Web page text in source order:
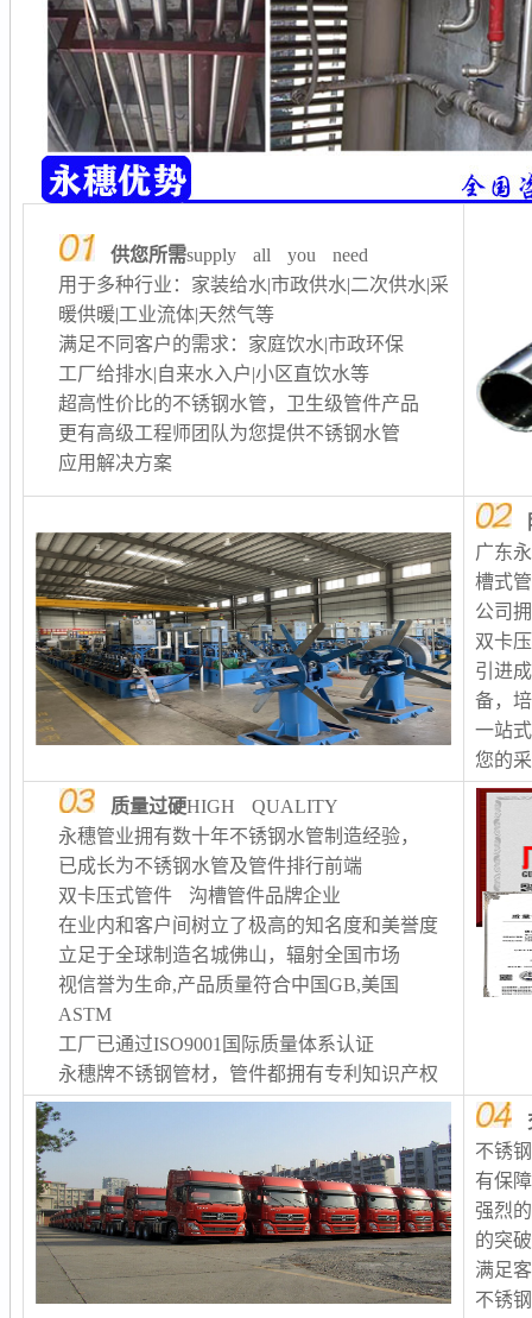
供您所需supply all you need
用于多种行业：家装给水|市政供水|二次供水|采
暖供暖|工业流体|天然气等
满足不同客户的需求：家庭饮水|市政环保
工厂给排水|自来水入户|小区直饮水等
超高性价比的不锈钢水管，卫生级管件产品
更有高级工程师团队为您提供不锈钢水管
应用解决方案
广东
槽式
公司
双卡
引进
备，
一站
您的
质量过硬HIGH QUALITY
永穗管业拥有数十年不锈钢水管制造经验，
已成长为不锈钢水管及管件排行前端
双卡压式管件 沟槽管件品牌企业
在业内和客户间树立了极高的知名度和美誉度
立足于全球制造名城佛山，辐射全国市场
视信誉为生命,产品质量符合中国GB,美国
ASTM
工厂已通过ISO9001国际质量体系认证
永穗牌不锈钢管材，管件都拥有专利知识产权
不锈
有保障
强烈
的突
满足
不锈